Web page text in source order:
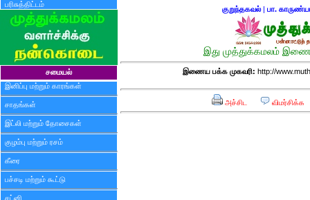
பரிசுத்திட்டம்
சமையல்
இனிப்பு மற்றும் காரங்கள்
சாதங்கள்
இட்லி மற்றும் தோசைகள்
குழம்பு மற்றும் ரசம்
கீரை
பச்சடி மற்றும் கூட்டு
சட்னி
குறுந்தகவல்| பா.
இது முத்துக்கமலம்
இணைய பக்க முகவரி: http://
அச்சிட விமர்சிக்க